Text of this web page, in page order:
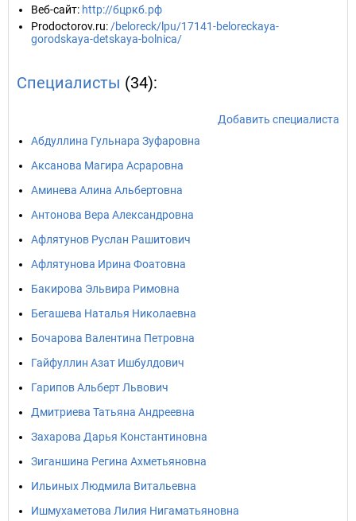
Веб-сайт: http://бцркб.рф
Prodoctorov.ru: /beloreck/lpu/17141-beloreckaya-
gorodskaya-detskaya-bolnica/
Специалисты (34):
Добавить специалиста
Абдуллина Гульнара Зуфаровна
Аксанова Магира Асраровна
Аминева Алина Альбертовна
Антонова Вера Александровна
Афлятунов Руслан Рашитович
Афлятунова Ирина Фоатовна
Бакирова Эльвира Римовна
Бегашева Наталья Николаевна
Бочарова Валентина Петровна
Гайфуллин Азат Ишбулдович
Гарипов Альберт Львович
Дмитриева Татьяна Андреевна
Захарова Дарья Константиновна
Зиганшина Регина Ахметьяновна
Ильиных Людмила Витальевна
Ишмухаметова Лилия Нигаматьяновна